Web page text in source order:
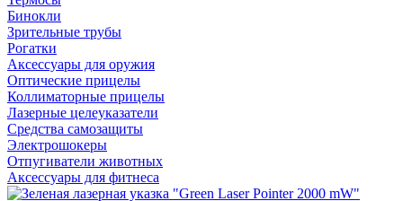
Бинокли
Зрительные трубы
Рогатки
Аксессуары для оружия
Оптические прицелы
Коллиматорные прицелы
Лазерные целеуказатели
Средства самозащиты
Электрошокеры
Отпугиватели животных
Аксессуары для фитнеса